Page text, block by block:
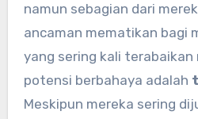
namun sebagian dari
ancaman mematikan bagi
yang sering kali terabaikan
potensi berbahaya adalah
Meskipun mereka sering